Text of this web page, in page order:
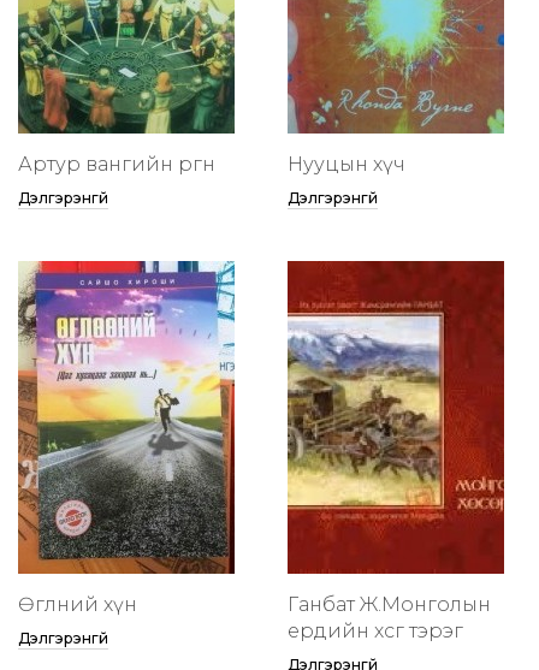
Артур вангийн өргөөнөө
Дэлгэрэнгүй
Нууцын хүч
Дэлгэрэнгүй
Өглөөний хүн
Дэлгэрэнгүй
Ганбат Ж.Монголын
ердийн хөсөг тэрэг
Дэлгэрэнгүй